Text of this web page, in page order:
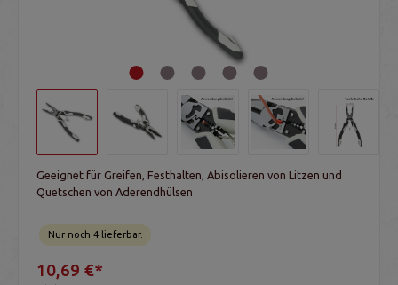
Geeignet für Greifen, Festhalten, Abisolieren von Litzen und
Quetschen von Aderendhülsen
Nur noch 4 lieferbar.
10,69 €*